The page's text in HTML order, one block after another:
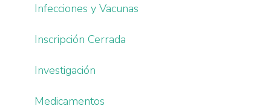
Infecciones y Vacunas
Inscripción Cerrada
Investigación
Medicamentos